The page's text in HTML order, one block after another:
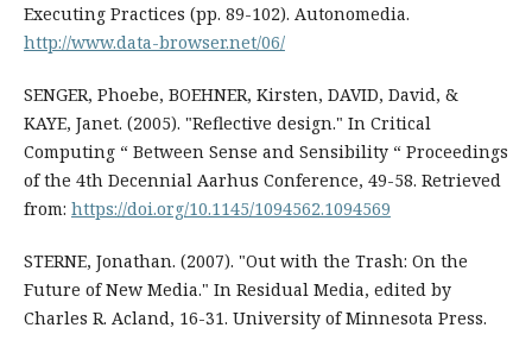
Executing Practices (pp. 89-102). Autonomedia.
http://www.data-browser.net/06/
SENGER, Phoebe, BOEHNER, Kirsten, DAVID, David, &
KAYE, Janet. (2005). "Reflective design." In Critical
Computing “ Between Sense and Sensibility “ Proceedings
of the 4th Decennial Aarhus Conference, 49-58. Retrieved
from: https://doi.org/10.1145/1094562.1094569
STERNE, Jonathan. (2007). "Out with the Trash: On the
Future of New Media." In Residual Media, edited by
Charles R. Acland, 16-31. University of Minnesota Press.